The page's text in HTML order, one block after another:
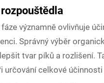
významně ovlivňuje
Správný výběr
tvar píků a rozlišení.
určování celkové účinnosti